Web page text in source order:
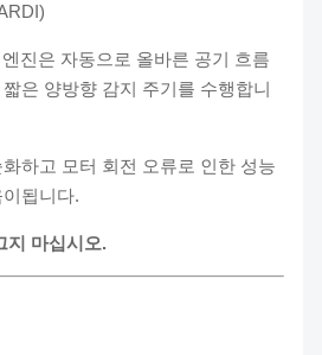
진은 자동으로 올바른 공기 흐름
은 양방향 감지 주기를 수행합니
하고 모터 회전 오류로 인한 성능
됩니다.
지 마십시오.